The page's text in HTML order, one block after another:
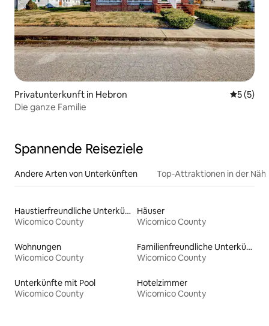
Privatunterkunft in Hebron
5 (5)
Die ganze Familie
Spannende Reiseziele
Andere Arten von Unterkünften Top-Attraktionen in der
Haustierfreundliche Unterkünfte
Wicomico County
Häuser
Wicomico County
Wohnungen
Wicomico County
Familienfreundliche Unterkünfte
Wicomico County
Unterkünfte mit Pool
Wicomico County
Hotelzimmer
Wicomico County